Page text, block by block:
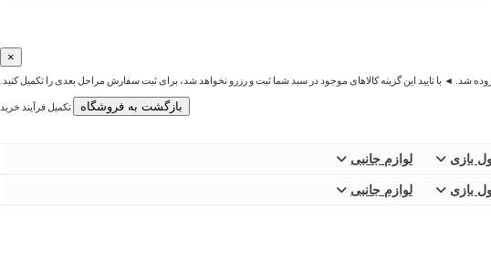
×
شد. ◄ با تایید این گزینه کالاهای موجود در سبد شما ثبت و رزرو نخواهد شد، برای ثبت سفارش مراحل بعدی را تکمیل کنید.
بازگشت به فروشگاه تکمیل فرآیند خرید
بازی لوازم جانبی
بازی لوازم جانبی